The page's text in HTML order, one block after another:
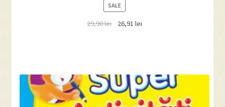
SALEPRODUCT
ON
SALE
29,90lei 26,91 lei